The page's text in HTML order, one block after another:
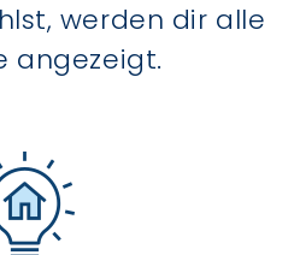
werden dir alle
angezeigt.